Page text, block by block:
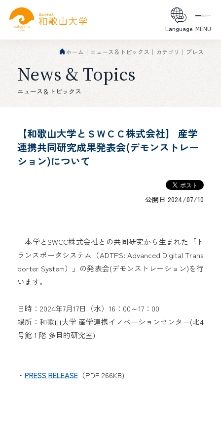
Language MENU
ホーム ニュース＆トピックス カテゴリ プレス
News & Topics
ニュース＆トピックス
【和歌山大学とＳＷＣＣ株式会社】 産学
連携共同研究成果発表会(デモンストレー
ション)について
公開日 2024/07/10
本学とSWCC株式会社との共同研究から生まれた「ト
ランスポータシステム（ADTPS: Advanced Digital Trans
porter System）」の発表会(デモンストレーション)を行
います。
日時：2024年7月17日（水）16：00～17：00
場所：和歌山大学 産学連携イノベーションセンター(北4
号館 1 階 多目的研究室)
・ PRESS RELEASE （PDF 266KB)